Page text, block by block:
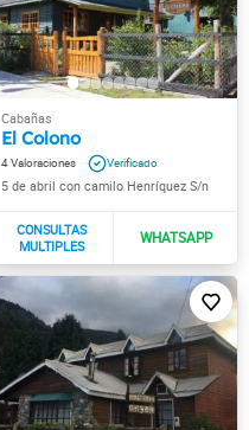
El Colono
4
5 de abril con camilo Henríquez S/n